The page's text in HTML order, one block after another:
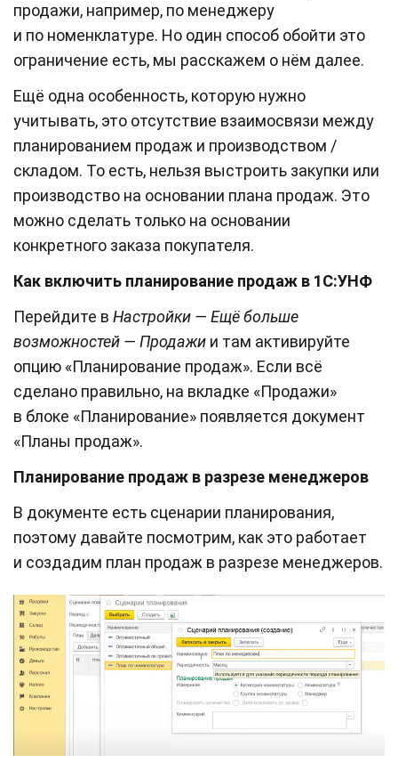
продажи, например, по менеджеру
и по номенклатуре. Но один способ обойти это
ограничение есть, мы расскажем о нём далее.
Ещё одна особенность, которую нужно
учитывать, это отсутствие взаимосвязи между
планированием продаж и производством /
складом. То есть, нельзя выстроить закупки или
производство на основании плана продаж. Это
можно сделать только на основании
конкретного заказа покупателя.
Как включить планирование продаж в 1С:УНФ
Перейдите в Настройки — Ещё больше
возможностей — Продажи и там активируйте
опцию «Планирование продаж». Если всё
сделано правильно, на вкладке «Продажи»
в блоке «Планирование» появляется документ
«Планы продаж».
Планирование продаж в разрезе менеджеров
В документе есть сценарии планирования,
поэтому давайте посмотрим, как это работает
и создадим план продаж в разрезе менеджеров.